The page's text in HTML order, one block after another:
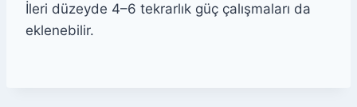
İleri düzeyde 4–6 tekrarlık güç çalışmaları da
eklenebilir.